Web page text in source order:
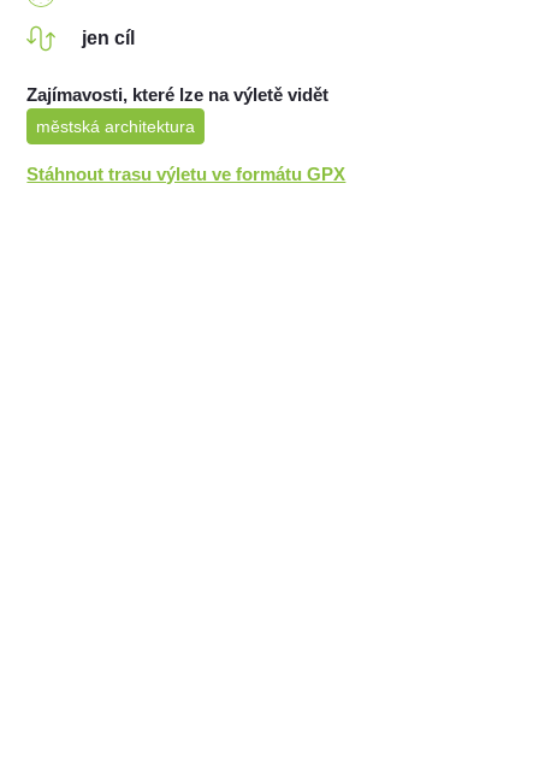
jen cíl
Zajímavosti, které lze na výletě vidět
městská architektura
Stáhnout trasu výletu ve formátu GPX